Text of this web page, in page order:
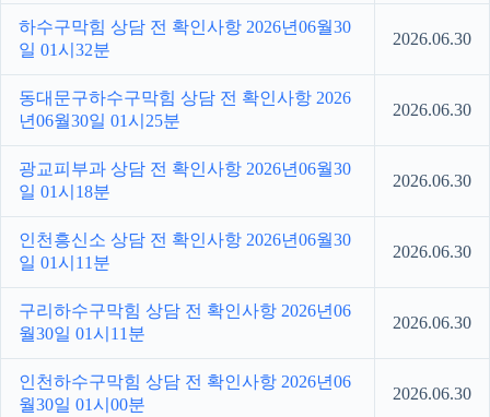
하수구막힘 상담 전 확인사항 2026년06월30
일 01시32분
2026.06.30
동대문구하수구막힘 상담 전 확인사항 2026
년06월30일 01시25분
2026.06.30
광교피부과 상담 전 확인사항 2026년06월30
일 01시18분
2026.06.30
인천흥신소 상담 전 확인사항 2026년06월30
일 01시11분
2026.06.30
구리하수구막힘 상담 전 확인사항 2026년06
월30일 01시11분
2026.06.30
인천하수구막힘 상담 전 확인사항 2026년06
월30일 01시00분
2026.06.30